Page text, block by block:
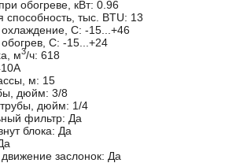
обогреве, кВт: 0.96
тыс. BTU: 13
С: -15...+46
С: -15...+24
м3/ч: 618
м: 15
дюйм: 3/8
дюйм: 1/4
фильтр: Да
блока: Да
заслонок: Да